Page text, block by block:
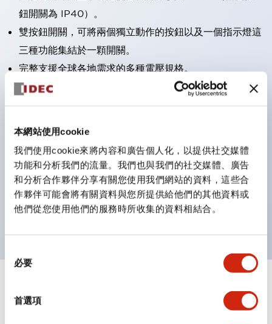
本網站使用cookie
我們使用cookie來將內容和廣告個人化，以提供社交媒體
功能和分析我們的流量。我們也與我們的社交媒體、廣告
和分析合作夥伴分享有關您使用我們網站的資料，這些合
作夥伴可能會將有關資料與您所提供給他們的其他資料或
他們從您使用他們的服務時所收集的資料相結合。
必要
首選項
鈕開關為 IP40）。
雙按鈕開關，可將兩個獨立動作的按鈕以及一個指示燈這
三種功能集結於一顆開關。
完整支援全球各地需求的多種電壓規格。
一顆 LED 燈泡即可呈現六種顏色（LSRD 燈泡）。以往
需分色管理的 LED 燈泡，如今可用單一顆燈泡呈現多種
可清楚辨識正方平頭形指示燈的亮燈/熄燈狀態，以及點
燈時的顏色識別。
符合 ISO 3864-4 安全色規範：在危險或緊急狀況下，
顏色表現更明確鮮明，便於更多人識別。
顯示全部+